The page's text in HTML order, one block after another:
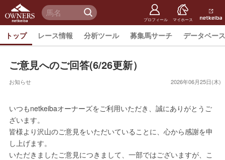
netkeiba
オーナー
ズ プロフィール マイホース
トップ レース情報 分析ツール 募集馬サーチ データベース
ご意見へのご回答(6/26更新）
お知らせ 2026年06月25日(木)
いつもnetkeibaオーナーズをご利用いただき、誠にありがとうご
ざいます。
皆様より沢山のご意見をいただいていることに、心から感謝を申
し上げます。
いただきましたご意見につきまして、一部ではございますが、こ